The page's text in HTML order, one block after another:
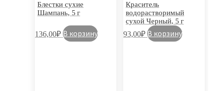
Блестки сухие
Шампань, 5 г
136,00₽ В корзину
Краситель
водорастворимый
сухой Черный, 5 г
93,00₽ В корзину